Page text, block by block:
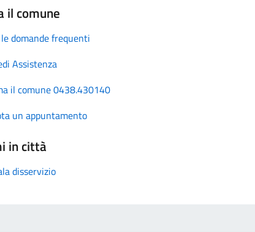
il comune
domande frequenti
Assistenza
il comune 0438.430140
un appuntamento
in città
disservizio